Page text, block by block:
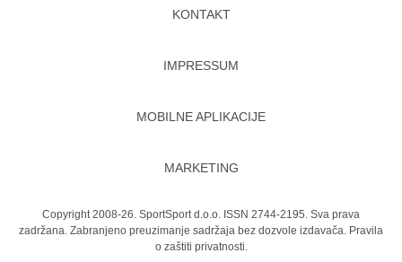
KONTAKT
IMPRESSUM
MOBILNE APLIKACIJE
MARKETING
Copyright 2008-26. SportSport d.o.o. ISSN 2744-2195. Sva prava
zadržana. Zabranjeno preuzimanje sadržaja bez dozvole izdavača. Pravila
o zaštiti privatnosti.